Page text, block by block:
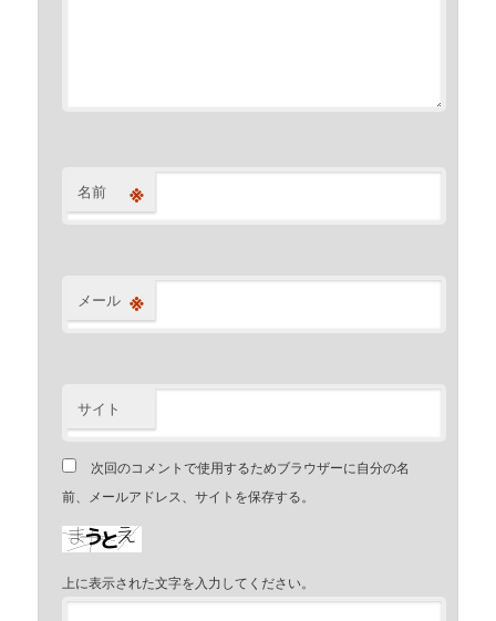
名前 ※
メール ※
サイト
次回のコメントで使用するためブラウザーに自分の名
前、メールアドレス、サイトを保存する。
上に表示された文字を入力してください。